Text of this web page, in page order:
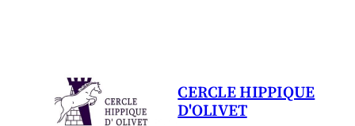
CERCLE HIPPIQUE
D'OLIVET